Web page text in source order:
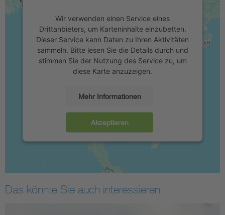
Wir verwenden einen Service eines
Drittanbieters, um Karteninhalte einzubetten.
Dieser Service kann Daten zu Ihren Aktivitäten
sammeln. Bitte lesen Sie die Details durch und
stimmen Sie der Nutzung des Service zu, um
diese Karte anzuzeigen.
Mehr Informationen
Akzeptieren
Das könnte Sie auch interessieren